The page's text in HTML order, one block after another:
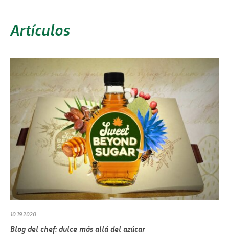
Artículos
10.19.2020
Blog del chef: dulce más allá del azúcar